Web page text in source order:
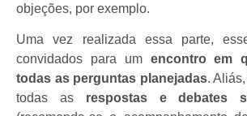
objeções, por exemplo.
Uma vez realizada essa parte,
convidados para um encontro em
todas as perguntas planejadas.
todas as respostas e debates